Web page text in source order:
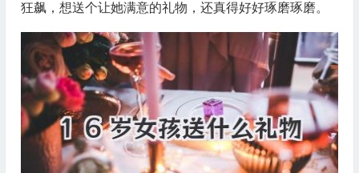
狂飙，想送个让她满意的礼物，还真得好好琢磨琢磨。